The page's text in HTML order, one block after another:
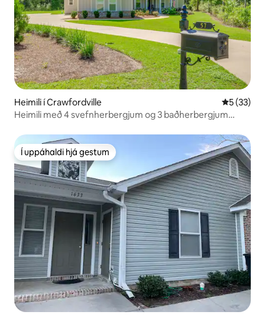
Heimili í Crawfordville 5 af 5 í
5 (33)
Heimili með 4 svefnherbergjum og 3 baðherbergjum
Í uppáhaldi hjá gestum
Í uppáhaldi hjá gestum